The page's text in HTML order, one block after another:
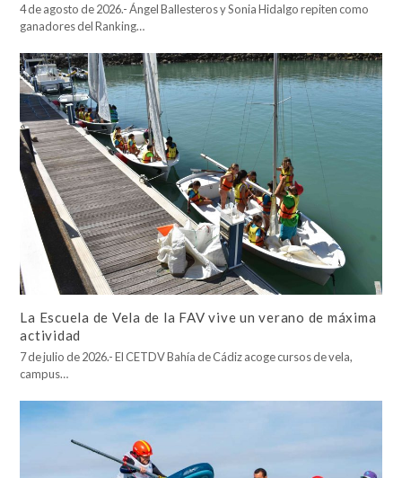
4 de agosto de 2026.- Ángel Ballesteros y Sonia Hidalgo repiten como
ganadores del Ranking…
La Escuela de Vela de la FAV vive un verano de máxima
actividad
7 de julio de 2026.- El CETDV Bahía de Cádiz acoge cursos de vela,
campus…